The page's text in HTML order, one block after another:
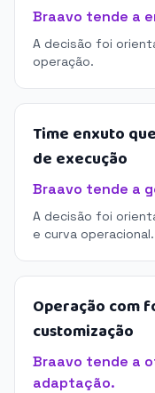
Braavo tende a
A decisão foi
operação.
Time enxuto
de execução
Braavo tende a
A decisão foi
e curva operacional.
Operação com
customização
Braavo tende a
adaptação.